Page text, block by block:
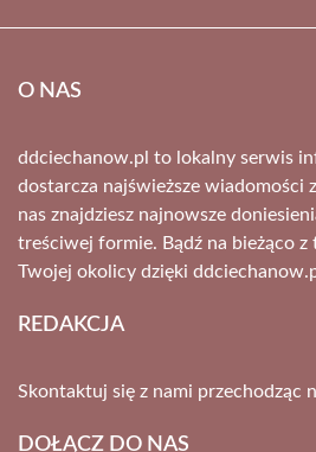
O NAS
ddciechanow.pl to lokalny serwis
dostarcza najświeższe wiadomości
nas znajdziesz najnowsze
treściwej formie. Bądź na bieżąco z
Twojej okolicy dzięki
REDAKCJA
Skontaktuj się z nami przechodząc
DOŁĄCZ DO NAS